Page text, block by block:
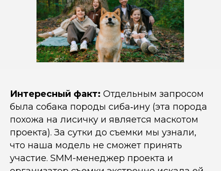
Интересный факт: Отдельным запросом
была собака породы сиба‑ину (эта порода
похожа на лисичку и является маскотом
проекта). За сутки до съемки мы узнали,
что наша модель не сможет принять
участие. SMM-менеджер проекта и